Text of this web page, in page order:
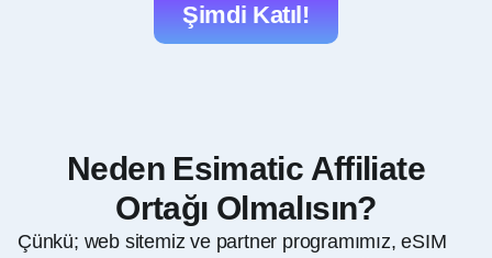
Şimdi Katıl!
Neden Esimatic Affiliate
Ortağı Olmalısın?
Çünkü; web sitemiz ve partner programımız, eSIM